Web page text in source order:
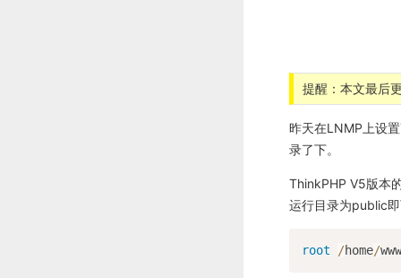
提醒：本文最后
昨天在LNMP上设
录了下。
ThinkPHP V5版本
运行目录为public
root /home/